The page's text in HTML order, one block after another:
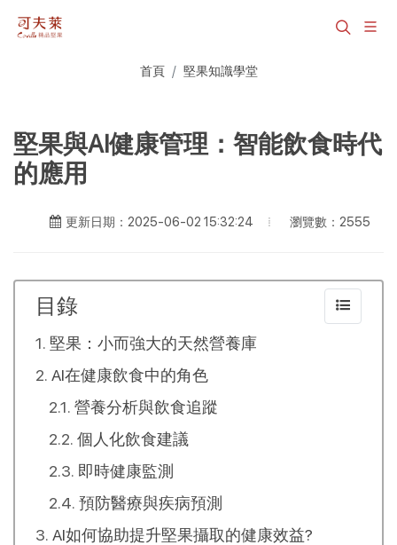
首頁 堅果知識學堂
堅果與AI健康管理：智能飲食時代
的應用
更新日期：2025-06-02 15:32:24 瀏覽數：2555
目錄
堅果：小而強大的天然營養庫
AI在健康飲食中的角色
營養分析與飲食追蹤
個人化飲食建議
即時健康監測
預防醫療與疾病預測
AI如何協助提升堅果攝取的健康效益?